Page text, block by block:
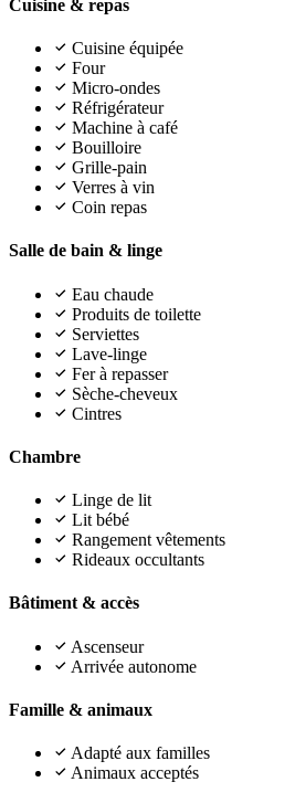
Cuisine & repas
Cuisine équipée
Four
Micro-ondes
Réfrigérateur
Machine à café
Bouilloire
Grille-pain
Verres à vin
Coin repas
Salle de bain & linge
Eau chaude
Produits de toilette
Serviettes
Lave-linge
Fer à repasser
Sèche-cheveux
Cintres
Chambre
Linge de lit
Lit bébé
Rangement vêtements
Rideaux occultants
Bâtiment & accès
Ascenseur
Arrivée autonome
Famille & animaux
Adapté aux familles
Animaux acceptés